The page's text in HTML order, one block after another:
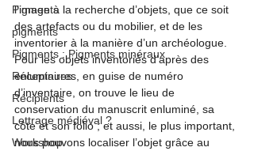
Pigments
pigments
Pigments : Pigments minéraux
Réceptaires
Récipients
Lettrage médiéval ?
Workshop
l’image à la recherche d’objets, que ce soit
des artefacts ou du mobilier, et de les
inventorier à la manière d’un archéologue.
Pour les objets inventoriés d’après des
enluminures, en guise de numéro
d’inventaire, on trouve le lieu de
conservation du manuscrit enluminé, sa
côte et son folio ; et aussi, le plus important,
nous pouvons localiser l’objet grâce au